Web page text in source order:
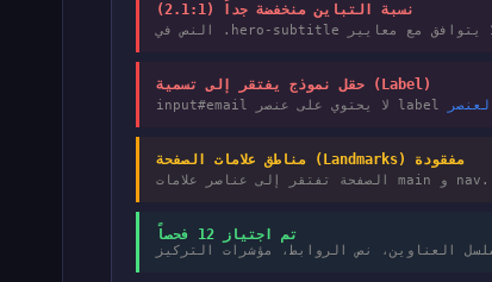
نسبة التباين منخفضة جداً (2.1:1)
حقل نموذج يفتقر إلى تسمية (Label)
مناطق علامات الصفحة (Landmarks) مفقودة
الصفحة تفتقر إلى عناصر علامات main و nav.
تم اجتياز 12 فحصاً